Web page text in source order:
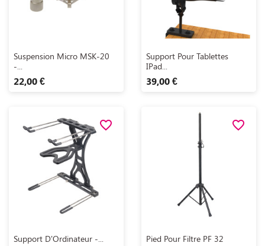
Aperçu rapide
Suspension Micro MSK-20
-...
22,00 €
 Aperçu rapide
Support Pour Tablettes
IPad...
39,00 €
 Aperçu rapide
Support D'Ordinateur -...
favorite_border
 Aperçu rapide
Pied Pour Filtre PF 32
favorite_border